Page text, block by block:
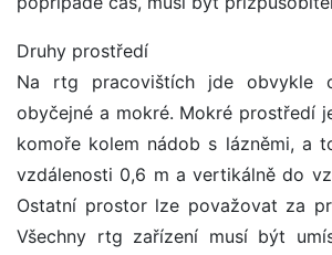
Druhy prostředí
Na rtg pracovištích jde obvykle
obyčejné a mokré. Mokré prostředí
komoře kolem nádob s lázněmi, a
vzdálenosti 0,6 m a vertikálně do
Ostatní prostor lze považovat za
Všechny rtg zařízení musí být